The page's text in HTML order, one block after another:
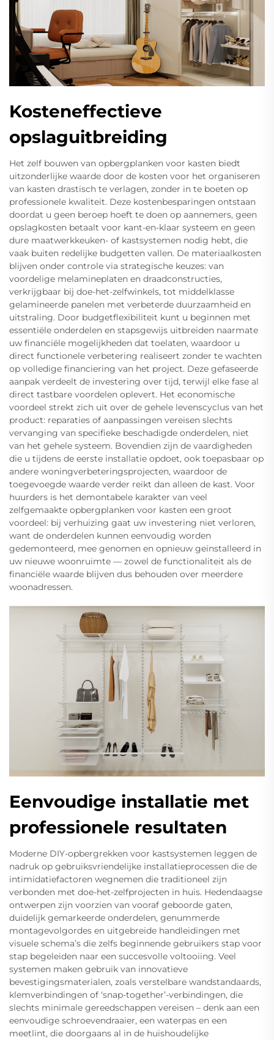
Kosteneffectieve
opslaguitbreiding
Het zelf bouwen van opbergplanken voor kasten biedt
uitzonderlijke waarde door de kosten voor het organiseren
van kasten drastisch te verlagen, zonder in te boeten op
professionele kwaliteit. Deze kostenbesparingen ontstaan
doordat u geen beroep hoeft te doen op aannemers, geen
opslagkosten betaalt voor kant-en-klaar systeem en geen
dure maatwerkkeuken- of kastsystemen nodig hebt, die
vaak buiten redelijke budgetten vallen. De materiaalkosten
blijven onder controle via strategische keuzes: van
voordelige melamineplaten en draadconstructies,
verkrijgbaar bij doe-het-zelfwinkels, tot middelklasse
gelamineerde panelen met verbeterde duurzaamheid en
uitstraling. Door budgetflexibiliteit kunt u beginnen met
essentiële onderdelen en stapsgewijs uitbreiden naarmate
uw financiële mogelijkheden dat toelaten, waardoor u
direct functionele verbetering realiseert zonder te wachten
op volledige financiering van het project. Deze gefaseerde
aanpak verdeelt de investering over tijd, terwijl elke fase al
direct tastbare voordelen oplevert. Het economische
voordeel strekt zich uit over de gehele levenscyclus van het
product: reparaties of aanpassingen vereisen slechts
vervanging van specifieke beschadigde onderdelen, niet
van het gehele systeem. Bovendien zijn de vaardigheden
die u tijdens de eerste installatie opdoet, ook toepasbaar op
andere woningverbeteringsprojecten, waardoor de
toegevoegde waarde verder reikt dan alleen de kast. Voor
huurders is het demontabele karakter van veel
zelfgemaakte opbergplanken voor kasten een groot
voordeel: bij verhuizing gaat uw investering niet verloren,
want de onderdelen kunnen eenvoudig worden
gedemonteerd, mee genomen en opnieuw geïnstalleerd in
uw nieuwe woonruimte — zowel de functionaliteit als de
financiële waarde blijven dus behouden over meerdere
woonadressen.
Eenvoudige installatie met
professionele resultaten
Moderne DIY-opbergrekken voor kastsystemen leggen de
nadruk op gebruiksvriendelijke installatieprocessen die de
intimidatiefactoren wegnemen die traditioneel zijn
verbonden met doe-het-zelfprojecten in huis. Hedendaagse
ontwerpen zijn voorzien van vooraf geboorde gaten,
duidelijk gemarkeerde onderdelen, genummerde
montagevolgordes en uitgebreide handleidingen met
visuele schema’s die zelfs beginnende gebruikers stap voor
stap begeleiden naar een succesvolle voltooiing. Veel
systemen maken gebruik van innovatieve
bevestigingsmaterialen, zoals verstelbare wandstandaards,
klemverbindingen of ‘snap-together’-verbindingen, die
slechts minimale gereedschappen vereisen – denk aan een
eenvoudige schroevendraaier, een waterpas en een
meetlint, die doorgaans al in de huishoudelijke